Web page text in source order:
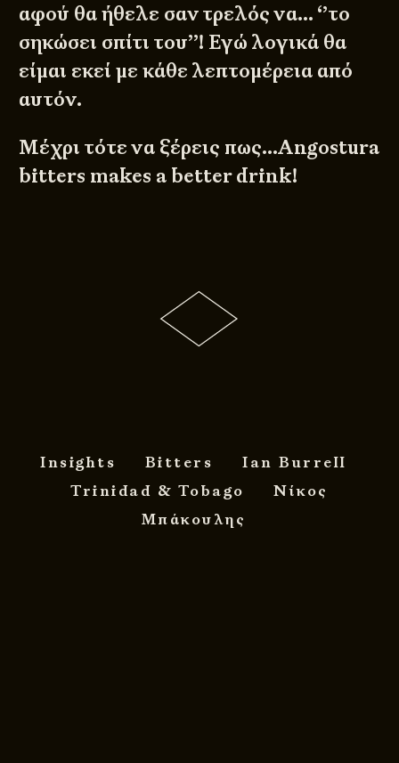
αφού θα ήθελε σαν τρελός να… ‘’το
σηκώσει σπίτι του’’! Εγώ λογικά θα
είμαι εκεί με κάθε λεπτομέρεια από
αυτόν.
Μέχρι τότε να ξέρεις πως…Angostura
bitters makes a better drink!
Insights Bitters
Ian Burrell
Trinidad & Tobago
Νίκος
Μπάκουλης